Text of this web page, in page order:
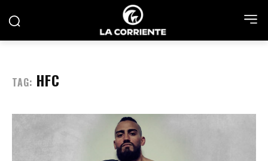
TAG: HFC